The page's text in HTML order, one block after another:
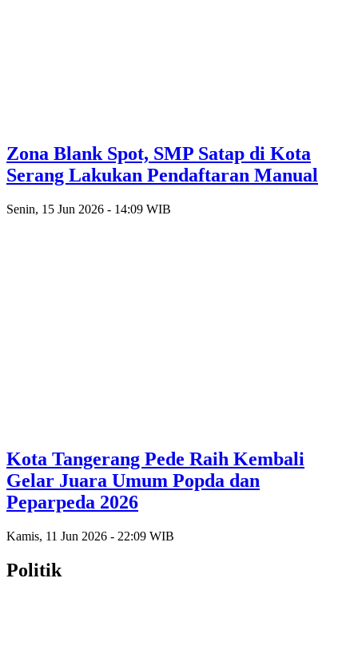
Zona Blank Spot, SMP Satap di Kota
Serang Lakukan Pendaftaran Manual
Senin, 15 Jun 2026 - 14:09 WIB
Kota Tangerang Pede Raih Kembali
Gelar Juara Umum Popda dan
Peparpeda 2026
Kamis, 11 Jun 2026 - 22:09 WIB
Politik